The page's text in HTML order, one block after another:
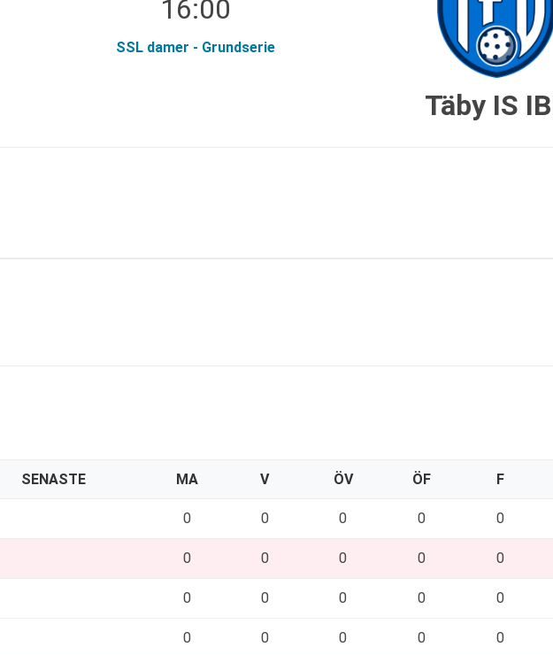
16:00
SSL damer - Grundserie
Täby IS
SENASTE MA V ÖV ÖF F
0 0 0 0 0
0 0 0 0 0
0 0 0 0 0
0 0 0 0 0